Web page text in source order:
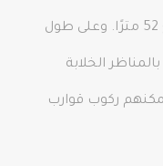
الأكبر في تركيا، وتتميز بعمق يبلغ 52 مترًا. وعلى طول
الخلابة
ركوب قوارب